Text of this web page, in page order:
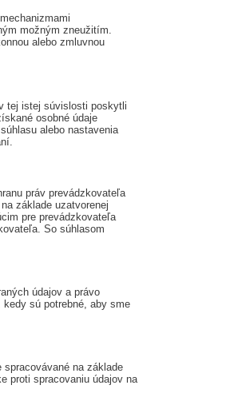
možným zneužitím.
alebo zmluvnou
tej istej súvislosti poskytli
osobné údaje
alebo nastavenia
práv prevádzkovateľa
základe uzatvorenej
pre prevádzkovateľa
So súhlasom
údajov a právo
sú potrebné, aby sme
na základe
proti spracovaniu údajov na